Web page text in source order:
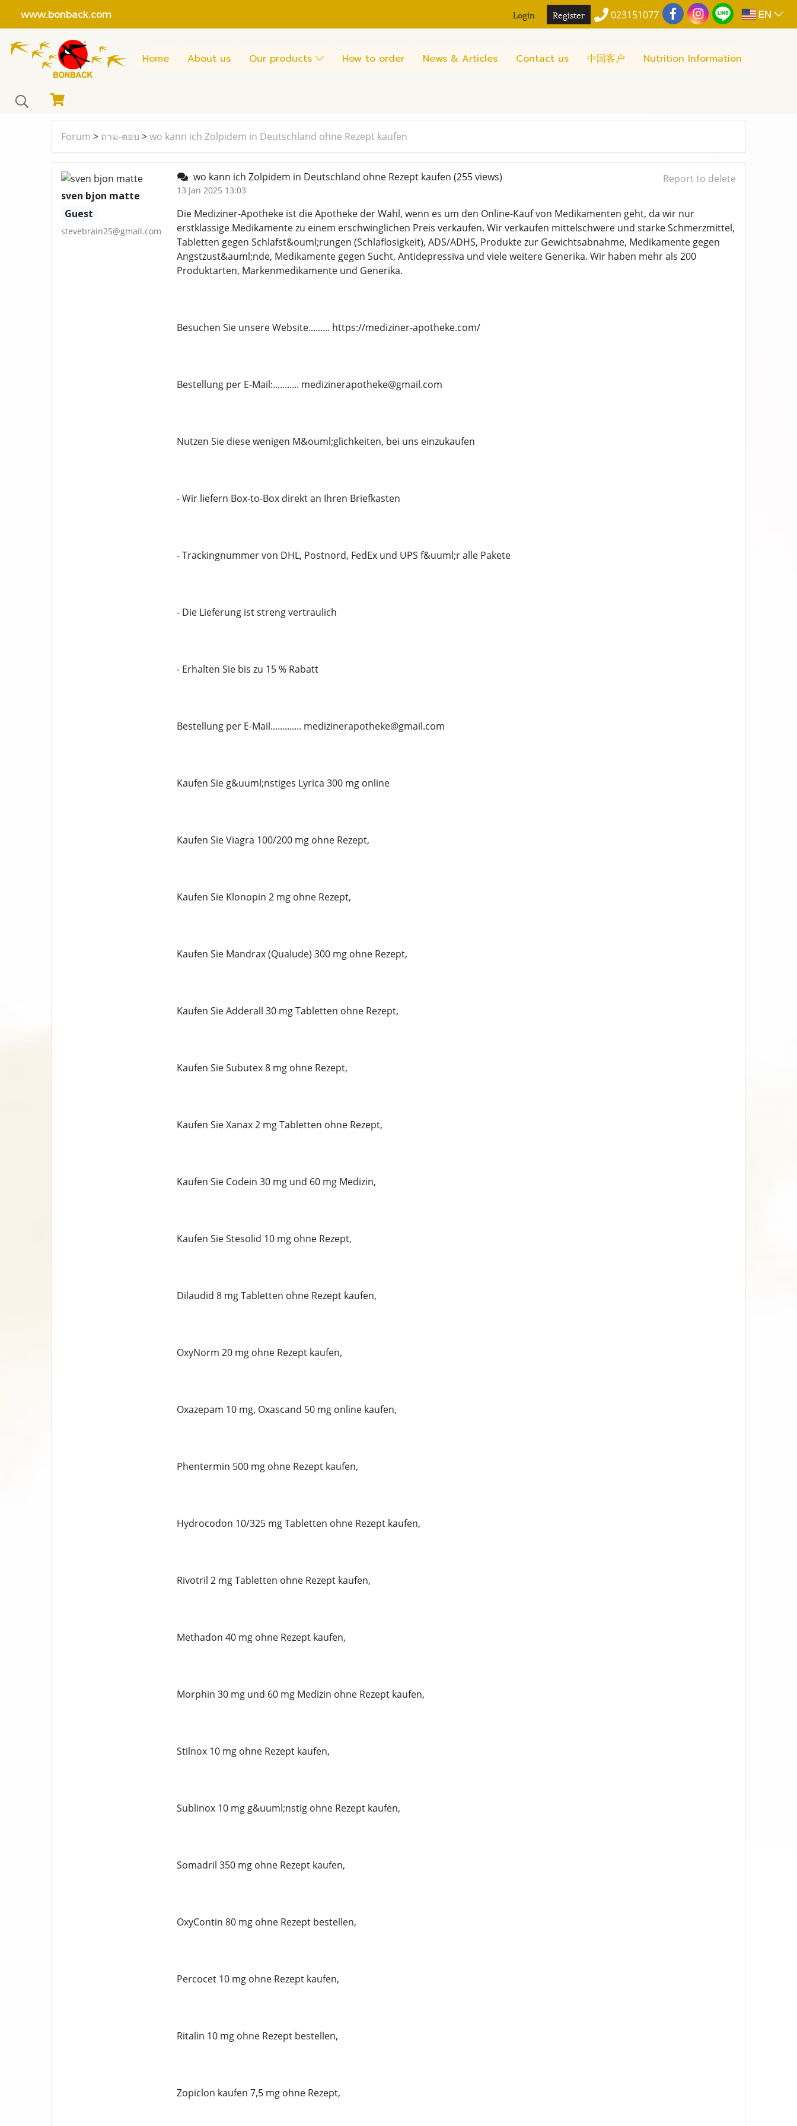
www.bonback.com Login Register 023151077 EN
Home About us Our products How to order News & Articles Contact us 中国客户 Nutrition Information
Forum > ถาม-ตอบ >wo kann ich Zolpidem in Deutschland ohne Rezept kaufen
sven bjon matte
Guest
stevebrain25@gmail.com
wo kann ich Zolpidem in Deutschland ohne Rezept kaufen (255 views)
13 Jan 2025 13:03
Report to delete
Die Mediziner-Apotheke ist die Apotheke der Wahl, wenn es um den Online-Kauf von Medikamenten geht, da wir nur
erstklassige Medikamente zu einem erschwinglichen Preis verkaufen. Wir verkaufen mittelschwere und starke Schmerzmittel,
Tabletten gegen Schlafst&ouml;rungen (Schlaflosigkeit), ADS/ADHS, Produkte zur Gewichtsabnahme, Medikamente gegen
Angstzust&auml;nde, Medikamente gegen Sucht, Antidepressiva und viele weitere Generika. Wir haben mehr als 200
Produktarten, Markenmedikamente und Generika.
Besuchen Sie unsere Website......... https://mediziner-apotheke.com/
Bestellung per E-Mail:........... medizinerapotheke@gmail.com
Nutzen Sie diese wenigen M&ouml;glichkeiten, bei uns einzukaufen
- Wir liefern Box-to-Box direkt an Ihren Briefkasten
- Trackingnummer von DHL, Postnord, FedEx und UPS f&uuml;r alle Pakete
- Die Lieferung ist streng vertraulich
- Erhalten Sie bis zu 15 % Rabatt
Bestellung per E-Mail............. medizinerapotheke@gmail.com
Kaufen Sie g&uuml;nstiges Lyrica 300 mg online
Kaufen Sie Viagra 100/200 mg ohne Rezept,
Kaufen Sie Klonopin 2 mg ohne Rezept,
Kaufen Sie Mandrax (Qualude) 300 mg ohne Rezept,
Kaufen Sie Adderall 30 mg Tabletten ohne Rezept,
Kaufen Sie Subutex 8 mg ohne Rezept,
Kaufen Sie Xanax 2 mg Tabletten ohne Rezept,
Kaufen Sie Codein 30 mg und 60 mg Medizin,
Kaufen Sie Stesolid 10 mg ohne Rezept,
Dilaudid 8 mg Tabletten ohne Rezept kaufen,
OxyNorm 20 mg ohne Rezept kaufen,
Oxazepam 10 mg, Oxascand 50 mg online kaufen,
Phentermin 500 mg ohne Rezept kaufen,
Hydrocodon 10/325 mg Tabletten ohne Rezept kaufen,
Rivotril 2 mg Tabletten ohne Rezept kaufen,
Methadon 40 mg ohne Rezept kaufen,
Morphin 30 mg und 60 mg Medizin ohne Rezept kaufen,
Stilnox 10 mg ohne Rezept kaufen,
Sublinox 10 mg g&uuml;nstig ohne Rezept kaufen,
Somadril 350 mg ohne Rezept kaufen,
OxyContin 80 mg ohne Rezept bestellen,
Percocet 10 mg ohne Rezept kaufen,
Ritalin 10 mg ohne Rezept bestellen,
Zopiclon kaufen 7,5 mg ohne Rezept,